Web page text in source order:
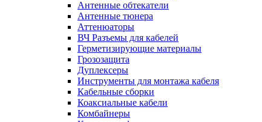
Антенные обтекатели
Антенные тюнера
Аттенюаторы
ВЧ Разъемы для кабелей
Герметизирующие материалы
Грозозащита
Дуплексеры
Инструменты для монтажа кабеля
Кабельные сборки
Коаксиальные кабели
Комбайнеры